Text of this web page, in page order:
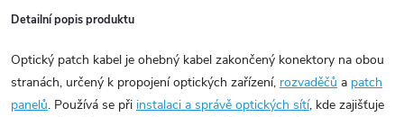
Detailní popis produktu
Optický patch kabel je ohebný kabel zakončený konektory na obou
stranách, určený k propojení optických zařízení, rozvaděčů a patch
panelů. Používá se při instalaci a správě optických sítí, kde zajišťuje